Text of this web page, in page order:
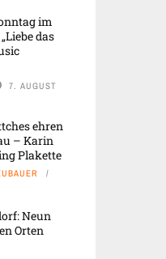
im
das
7. AUGUST
ehren
– Karin
Plakette
Neun
Orten